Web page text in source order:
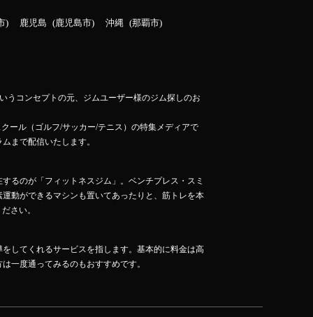
鹿児島 鹿児島市 沖縄 那覇市
うコンセプトの元、ジムユーザー様のジム探しのお
ール（ゴルフ/サッカー/テニス）の特集メディアで
まで配信いたします。
るのが「フィットネスジム」。ベンチプレス・スミ
動ができるマシンも置いてあったりと、筋トレを本
さい。
してくれるサービスを指します。基本的に料金は高
一度通ってみるのもおすすめです。